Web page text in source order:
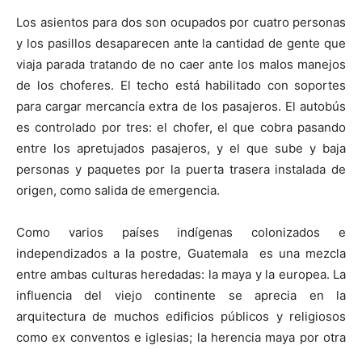
Los asientos para dos son ocupados por cuatro personas
y los pasillos desaparecen ante la cantidad de gente que
viaja parada tratando de no caer ante los malos manejos
de los choferes. El techo está habilitado con soportes
para cargar mercancía extra de los pasajeros. El autobús
es controlado por tres: el chofer, el que cobra pasando
entre los apretujados pasajeros, y el que sube y baja
personas y paquetes por la puerta trasera instalada de
origen, como salida de emergencia.
Como varios países indígenas colonizados e
independizados a la postre, Guatemala es una mezcla
entre ambas culturas heredadas: la maya y la europea. La
influencia del viejo continente se aprecia en la
arquitectura de muchos edificios públicos y religiosos
como ex conventos e iglesias; la herencia maya por otra